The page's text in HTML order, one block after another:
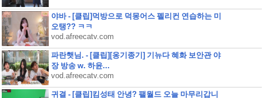
야바 - [클립]먹방으로 덕몽어스 펠리컨 연습하는 미
오탱?? ㅋㅋ
vod.afreecatv.com
파란햇님. - [클립][옹기종기] 기뉴다 혜화 보안관 야
장 방송 w. 하윤...
vod.afreecatv.com
귀결 - [클립]킴성태 안녕? 팰월드 오늘 마무리갑니